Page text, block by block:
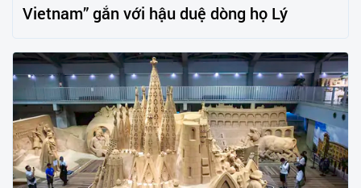
Vietnam” gắn với hậu duệ dòng họ Lý